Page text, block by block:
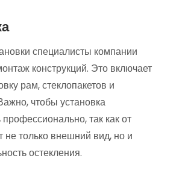
специалисты компании
конструкций. Это включает
рам, стеклопакетов и
чтобы установка
так как от
не только внешний вид, но и
остекления.